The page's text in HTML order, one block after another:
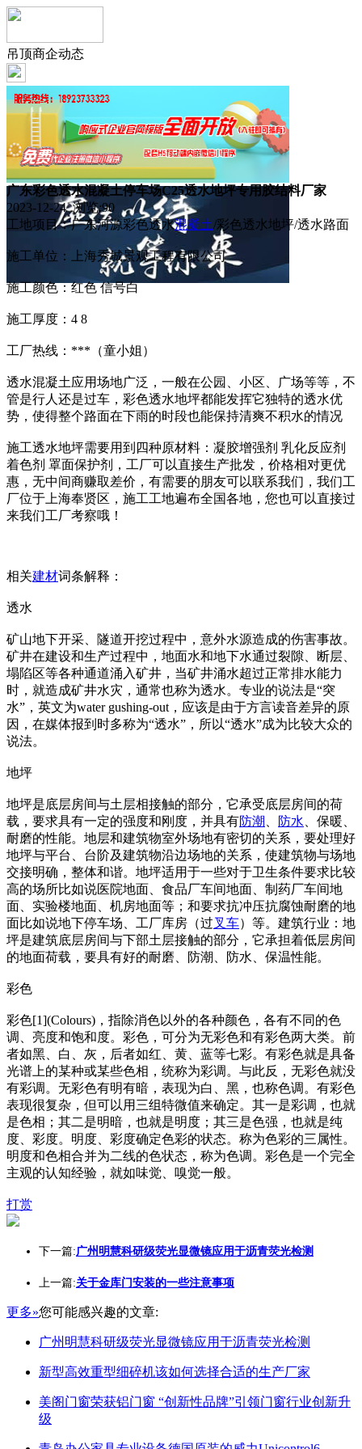
吊顶商企动态
广东彩色透水混凝土停车场C25透水地坪专用胶结料厂家
2023-12-24 浏览:90
工地项目：广东河源彩色透水混凝土/彩色透水地坪/透水路面
施工单位：上海秀城景观工程有限公司
施工颜色：红色 信号白
施工厚度：4 8
工厂热线：***（童小姐）
透水混凝土应用场地广泛，一般在公园、小区、广场等等，不
管是行人还是过车，彩色透水地坪都能发挥它独特的透水优
势，使得整个路面在下雨的时段也能保持清爽不积水的情况
施工透水地坪需要用到四种原材料：凝胶增强剂 乳化反应剂
着色剂 罩面保护剂，工厂可以直接生产批发，价格相对更优
惠，无中间商赚取差价，有需要的朋友可以联系我们，我们工
厂位于上海奉贤区，施工工地遍布全国各地，您也可以直接过
来我们工厂考察哦！
相关建材词条解释：
透水
矿山地下开采、隧道开挖过程中，意外水源造成的伤害事故。
矿井在建设和生产过程中，地面水和地下水通过裂隙、断层、
塌陷区等各种通道涌入矿井，当矿井涌水超过正常排水能力
时，就造成矿井水灾，通常也称为透水。专业的说法是“突
水”，英文为water gushing-out，应该是由于方言读音差异的原
因，在媒体报到时多称为“透水”，所以“透水”成为比较大众的
说法。
地坪
地坪是底层房间与土层相接触的部分，它承受底层房间的荷
载，要求具有一定的强度和刚度，并具有防潮 防水 、保暖、
耐磨的性能。地层和建筑物室外场地有密切的关系，要处理好
地坪与平台、台阶及建筑物沿边场地的关系，使建筑物与场地
交接明确，整体和谐。地坪适用于一些对于卫生条件要求比较
高的场所比如说医院地面、食品厂车间地面、制药厂车间地
面、实验楼地面、机房地面等；和要求抗冲压抗腐蚀耐磨的地
面比如说地下停车场、工厂库房（过叉车）等。建筑行业：地
坪是建筑底层房间与下部土层接触的部分，它承担着低层房间
的地面荷载，要具有好的耐磨、防潮、防水、保温性能。
彩色
彩色[1](Colours)，指除消色以外的各种颜色，各有不同的色
调、亮度和饱和度。彩色，可分为无彩色和有彩色两大类。前
者如黑、白、灰，后者如红、黄、蓝等七彩。有彩色就是具备
光谱上的某种或某些色相，统称为彩调。与此反，无彩色就没
有彩调。无彩色有明有暗，表现为白、黑，也称色调。有彩色
表现很复杂，但可以用三组特微值来确定。其一是彩调，也就
是色相；其二是明暗，也就是明度；其三是色强，也就是纯
度、彩度。明度、彩度确定色彩的状态。称为色彩的三属性。
明度和色相合并为二线的色状态，称为色调。彩色是一个完全
主观的认知经验，就如味觉、嗅觉一般。
打赏
下一篇:广州明慧科研级荧光显微镜应用于沥青荧光检测
上一篇:关于金库门安装的一些注意事项
更多»您可能感兴趣的文章:
广州明慧科研级荧光显微镜应用于沥青荧光检测
新型高效重型细碎机该如何选择合适的生产厂家
美阁门窗荣获铝门窗 “创新性品牌”引领门窗行业创新升
级